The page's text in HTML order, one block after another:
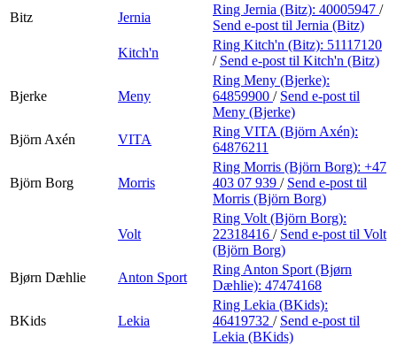
Bitz
Jernia
Ring Jernia (Bitz): 40005947 /
Send e-post til Jernia (Bitz)
Kitch'n
Ring Kitch'n (Bitz): 51117120
/ Send e-post til Kitch'n (Bitz)
Bjerke Meny
Ring Meny (Bjerke):
64859900 / Send e-post til
Meny (Bjerke)
Björn Axén
VITA
Ring VITA (Björn Axén):
64876211
Björn Borg Morris
Ring Morris (Björn Borg): +47
403 07 939 / Send e-post til
Morris (Björn Borg)
Volt
Ring Volt (Björn Borg):
22318416 / Send e-post til Volt
(Björn Borg)
Bjørn Dæhlie
Anton Sport
Ring Anton Sport (Bjørn
Dæhlie): 47474168
BKids Lekia
Ring Lekia (BKids):
46419732 / Send e-post til
Lekia (BKids)